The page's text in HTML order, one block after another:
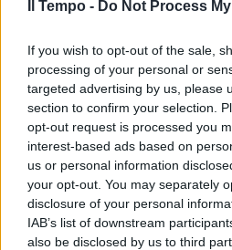
Il Tempo - Do Not Process
If you wish to opt-out of the sale,
processing of your personal or
targeted advertising by us, please
section to confirm your selection.
opt-out request is processed you
interest-based ads based on
us or personal information
your opt-out. You may separately
disclosure of your personal
IAB’s list of downstream
also be disclosed by us to third